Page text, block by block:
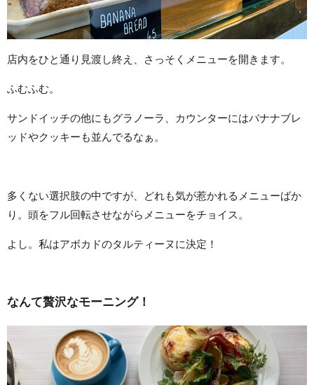
店内をひと通り見渡し終え、さっそくメニューを開きます。
ふむふむ。
サンドイッチの他にもグラノーラ、カウンターにはバナナブレ
ッドやクッキーも並んでるなぁ。
多くない選択肢の中ですが、どれも気が惹かれるメニューばか
り。頭をフル回転させながらメニューをチョイス。
よし。私はアボカドのタルティーヌに決定！
なんて贅沢なモーニング！